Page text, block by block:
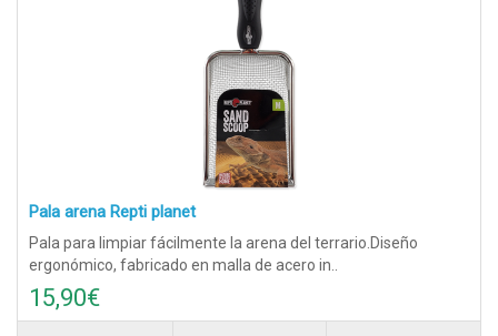
Pala arena Repti planet
Pala para limpiar fácilmente la arena del terrario.Diseño
ergonómico, fabricado en malla de acero in..
15,90€